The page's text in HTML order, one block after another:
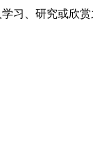
习、研究或欣